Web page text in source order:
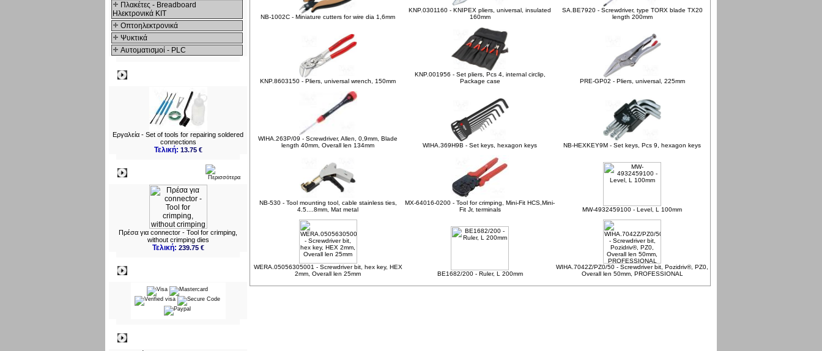
Πλακέτες - Breadboard
Ηλεκτρονικά ΚΙΤ
Οπτοηλεκτρονικά
Ψυκτικά
Αυτοματισμοί - PLC
Εργαλεία - Set of tools for repairing soldered
connections
Τελική: 13.75 €
Πρέσα για connector - Tool for crimping,
without crimping dies
Τελική: 239.75 €
NB-1002C - Miniature cutters for wire dia 1,6mm
KNP.0301160 - KNIPEX pliers, universal, insulated
160mm
SA.BE7920 - Screwdriver, type TORX blade TX20
length 200mm
KNP.8603150 - Pliers, universal wrench, 150mm
KNP.001956 - Set pliers, Pcs 4, internal circlip,
Package case
PRE-GP02 - Pliers, universal, 225mm
WIHA.263P/09 - Screwdriver, Allen, 0,9mm, Blade
length 40mm, Overall len 134mm
WIHA.369H9B - Set keys, hexagon keys NB-HEXKEY9M - Set keys, Pcs 9, hexagon keys
NB-530 - Tool mounting tool, cable stainless ties,
4.5....8mm, Mat metal
MX-64016-0200 - Tool for crimping, Mini-Fit HCS,Mini-
Fit Jr, terminals
MW-4932459100 - Level, L 100mm
WERA.05056305001 - Screwdriver bit, hex key, HEX
2mm, Overall len 25mm
BE1682/200 - Ruler, L 200mm
WIHA.7042Z/PZ0/50 - Screwdriver bit, Pozidriv®, PZ0,
Overall len 50mm, PROFESSIONAL